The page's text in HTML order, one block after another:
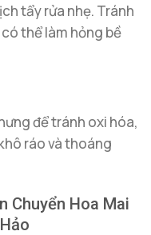
tẩy rửa nhẹ. Tránh
thể làm hỏng bề
để tránh oxi hóa,
ráo và thoáng
Chuyển Hoa Mai